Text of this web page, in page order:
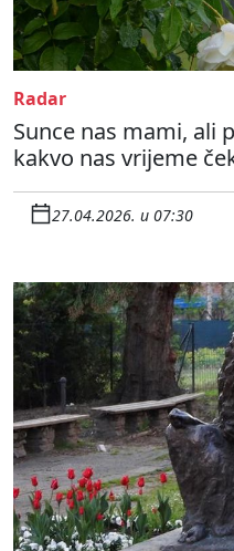
Radar
Sunce nas mami, ali
kakvo nas vrijeme
27.04.2026. u 07:30